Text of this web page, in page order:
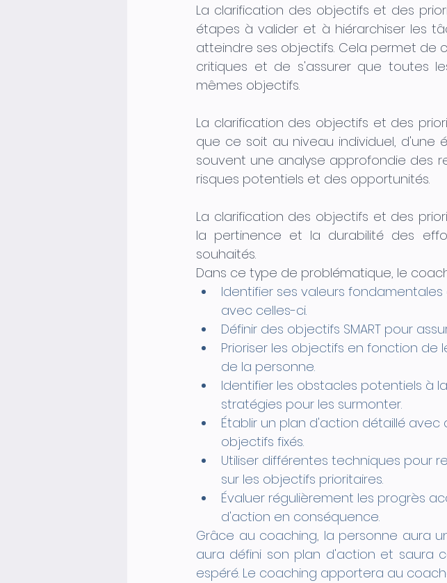
La clarification des objectifs et des
étapes à valider et à hiérarchiser les
atteindre ses objectifs. Cela permet de
critiques et de s'assurer que toutes
mêmes objectifs.
La clarification des objectifs et des
que ce soit au niveau individuel, d'une
souvent une analyse approfondie des
risques potentiels et des opportunités.
La clarification des objectifs et des
la pertinence et la durabilité des
souhaités.
Dans ce type de problématique, le
Identifier ses valeurs
avec celles-ci.
Définir des objectifs SMART pour
Prioriser les objectifs en fonction
de la personne.
Identifier les obstacles potentiels à
stratégies pour les surmonter.
Établir un plan d'action détaillé
objectifs fixés.
Utiliser différentes techniques pour
sur les objectifs prioritaires.
Évaluer régulièrement les progrès
d'action en conséquence.
Grâce au coaching, la personne aura
aura défini son plan d'action et saura
espéré. Le coaching apportera au